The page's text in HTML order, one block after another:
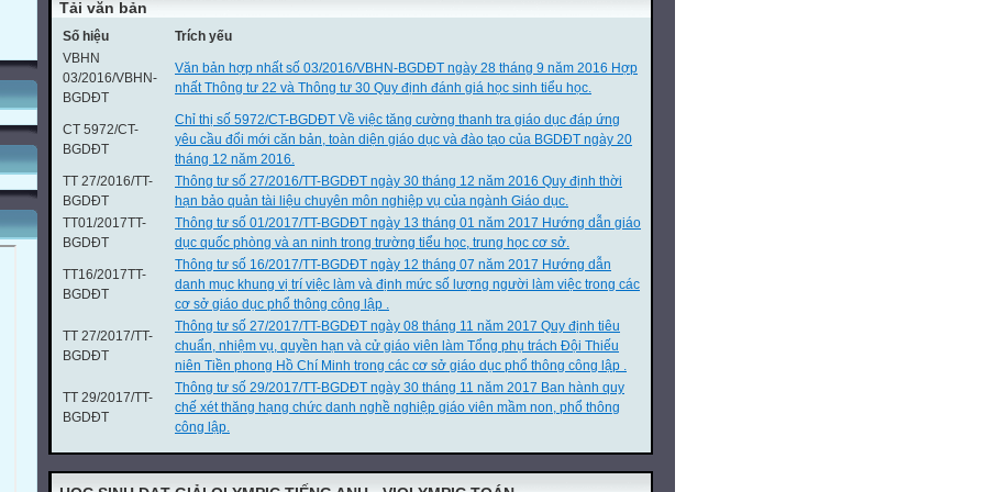
tự.
Bài 1
Bài 2

Trang 7
Ôn tập so sánh hai phân số (tiếp theo)
Biết so sánh phân số với đơn vị, so sánh 2 phân số có cùng trử số.
Bài 1
Bài 2
Bài 3


Phân số thập phân
Biết đọc viết phân số thập phân Biết rằng có một số phân số có thể viết thành phân số thập
phân và bết cách chyển các phân số đó thành phân số thập phân.
Bài 2
Bài 3
2
Tải văn bản
Số hiệu
Trích yếu
VBHN
03/2016/VBHN-
BGDĐT
Văn bản hợp nhất số 03/2016/VBHN-BGDĐT ngày 28 tháng 9 năm 2016 Hợp
nhất Thông tư 22 và Thông tư 30 Quy định đánh giá học sinh tiểu học.
CT 5972/CT-
BGDĐT
Chỉ thị số 5972/CT-BGDĐT Về việc tăng cường thanh tra giáo dục đáp ứng
yêu cầu đổi mới căn bản, toàn diện giáo dục và đào tạo của BGDĐT ngày 20
tháng 12 năm 2016.
TT 27/2016/TT-
BGDĐT
Thông tư số 27/2016/TT-BGDĐT ngày 30 tháng 12 năm 2016 Quy định thời
hạn bảo quản tài liệu chuyên môn nghiệp vụ của ngành Giáo dục.
TT01/2017TT-
BGDĐT
Thông tư số 01/2017/TT-BGDĐT ngày 13 tháng 01 năm 2017 Hướng dẫn giáo
dục quốc phòng và an ninh trong trường tiểu học, trung học cơ sở.
TT16/2017TT-
BGDĐT
Thông tư số 16/2017/TT-BGDĐT ngày 12 tháng 07 năm 2017 Hướng dẫn
danh mục khung vị trí việc làm và định mức số lượng người làm việc trong các
cơ sở giáo dục phổ thông công lập .
TT 27/2017/TT-
BGDĐT
Thông tư số 27/2017/TT-BGDĐT ngày 08 tháng 11 năm 2017 Quy định tiêu
chuẩn, nhiệm vụ, quyền hạn và cử giáo viên làm Tổng phụ trách Đội Thiếu
niên Tiền phong Hồ Chí Minh trong các cơ sở giáo dục phổ thông công lập .
TT 29/2017/TT-
BGDĐT
Thông tư số 29/2017/TT-BGDĐT ngày 30 tháng 11 năm 2017 Ban hành quy
chế xét thăng hạng chức danh nghề nghiệp giáo viên mầm non, phổ thông
công lập.